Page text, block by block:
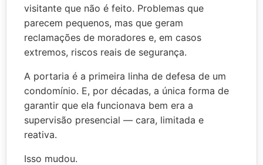
visitante que não é feito. Problemas que
parecem pequenos, mas que geram
reclamações de moradores e, em casos
extremos, riscos reais de segurança.
A portaria é a primeira linha de defesa de um
condomínio. E, por décadas, a única forma de
garantir que ela funcionava bem era a
supervisão presencial — cara, limitada e
reativa.
Isso mudou.